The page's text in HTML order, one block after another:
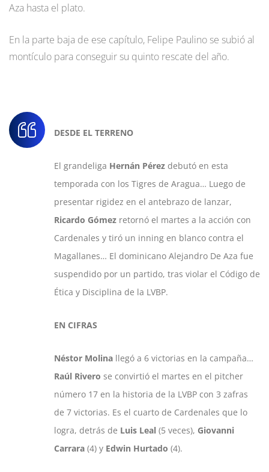
Aza hasta el plato.
En la parte baja de ese capítulo, Felipe Paulino se subió al
montículo para conseguir su quinto rescate del año.
DESDE EL TERRENO
El grandeliga Hernán Pérez debutó en esta
temporada con los Tigres de Aragua… Luego de
presentar rigidez en el antebrazo de lanzar,
Ricardo Gómez retornó el martes a la acción con
Cardenales y tiró un inning en blanco contra el
Magallanes… El dominicano Alejandro De Aza fue
suspendido por un partido, tras violar el Código de
Ética y Disciplina de la LVBP.
EN CIFRAS
Néstor Molina llegó a 6 victorias en la campaña…
Raúl Rivero se convirtió el martes en el pitcher
número 17 en la historia de la LVBP con 3 zafras
de 7 victorias. Es el cuarto de Cardenales que lo
logra, detrás de Luis Leal (5 veces), Giovanni
Carrara (4) y Edwin Hurtado (4).